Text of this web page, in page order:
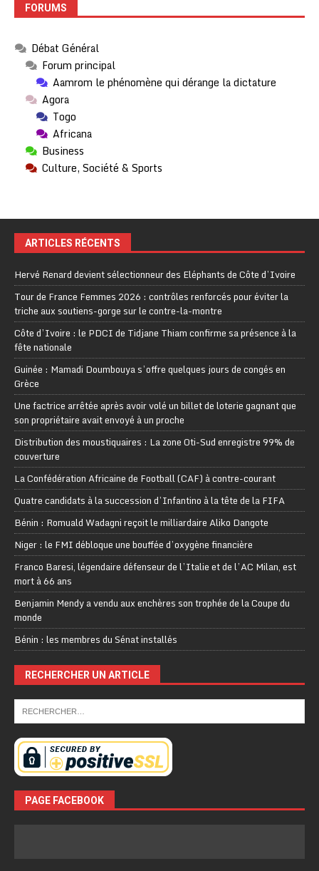
FORUMS
Débat Général
Forum principal
Aamrom le phénomène qui dérange la dictature
Agora
Togo
Africana
Business
Culture, Société & Sports
ARTICLES RÉCENTS
Hervé Renard devient sélectionneur des Eléphants de Côte d’Ivoire
Tour de France Femmes 2026 : contrôles renforcés pour éviter la
triche aux soutiens-gorge sur le contre-la-montre
Côte d’Ivoire : le PDCI de Tidjane Thiam confirme sa présence à la
fête nationale
Guinée : Mamadi Doumbouya s’offre quelques jours de congés en
Grèce
Une factrice arrêtée après avoir volé un billet de loterie gagnant que
son propriétaire avait envoyé à un proche
Distribution des moustiquaires : La zone Oti-Sud enregistre 99% de
couverture
La Confédération Africaine de Football (CAF) à contre-courant
Quatre candidats à la succession d’Infantino à la tête de la FIFA
Bénin : Romuald Wadagni reçoit le milliardaire Aliko Dangote
Niger : le FMI débloque une bouffée d’oxygène financière
Franco Baresi, légendaire défenseur de l’Italie et de l’AC Milan, est
mort à 66 ans
Benjamin Mendy a vendu aux enchères son trophée de la Coupe du
monde
Bénin : les membres du Sénat installés
RECHERCHER UN ARTICLE
PAGE FACEBOOK